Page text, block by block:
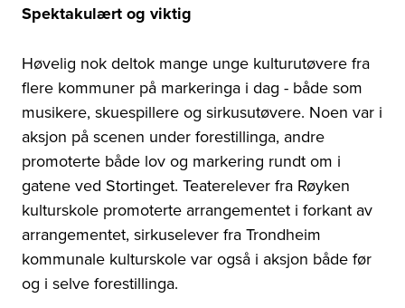
Spektakulært og viktig
Høvelig nok deltok mange unge kulturutøvere fra
flere kommuner på markeringa i dag - både som
musikere, skuespillere og sirkusutøvere. Noen var i
aksjon på scenen under forestillinga, andre
promoterte både lov og markering rundt om i
gatene ved Stortinget. Teaterelever fra Røyken
kulturskole promoterte arrangementet i forkant av
arrangementet, sirkuselever fra Trondheim
kommunale kulturskole var også i aksjon både før
og i selve forestillinga.